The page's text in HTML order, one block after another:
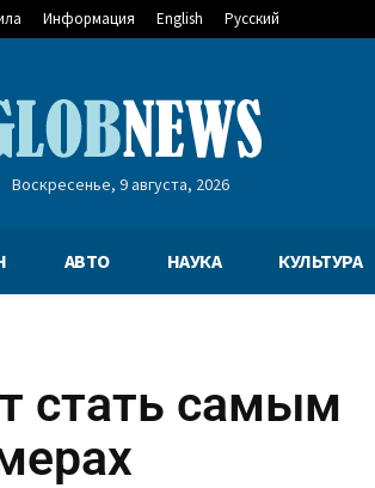
Информация English Русский
Воскресенье, 9 августа, 2026
АВТО НАУКА КУЛЬТУРА
стать самым